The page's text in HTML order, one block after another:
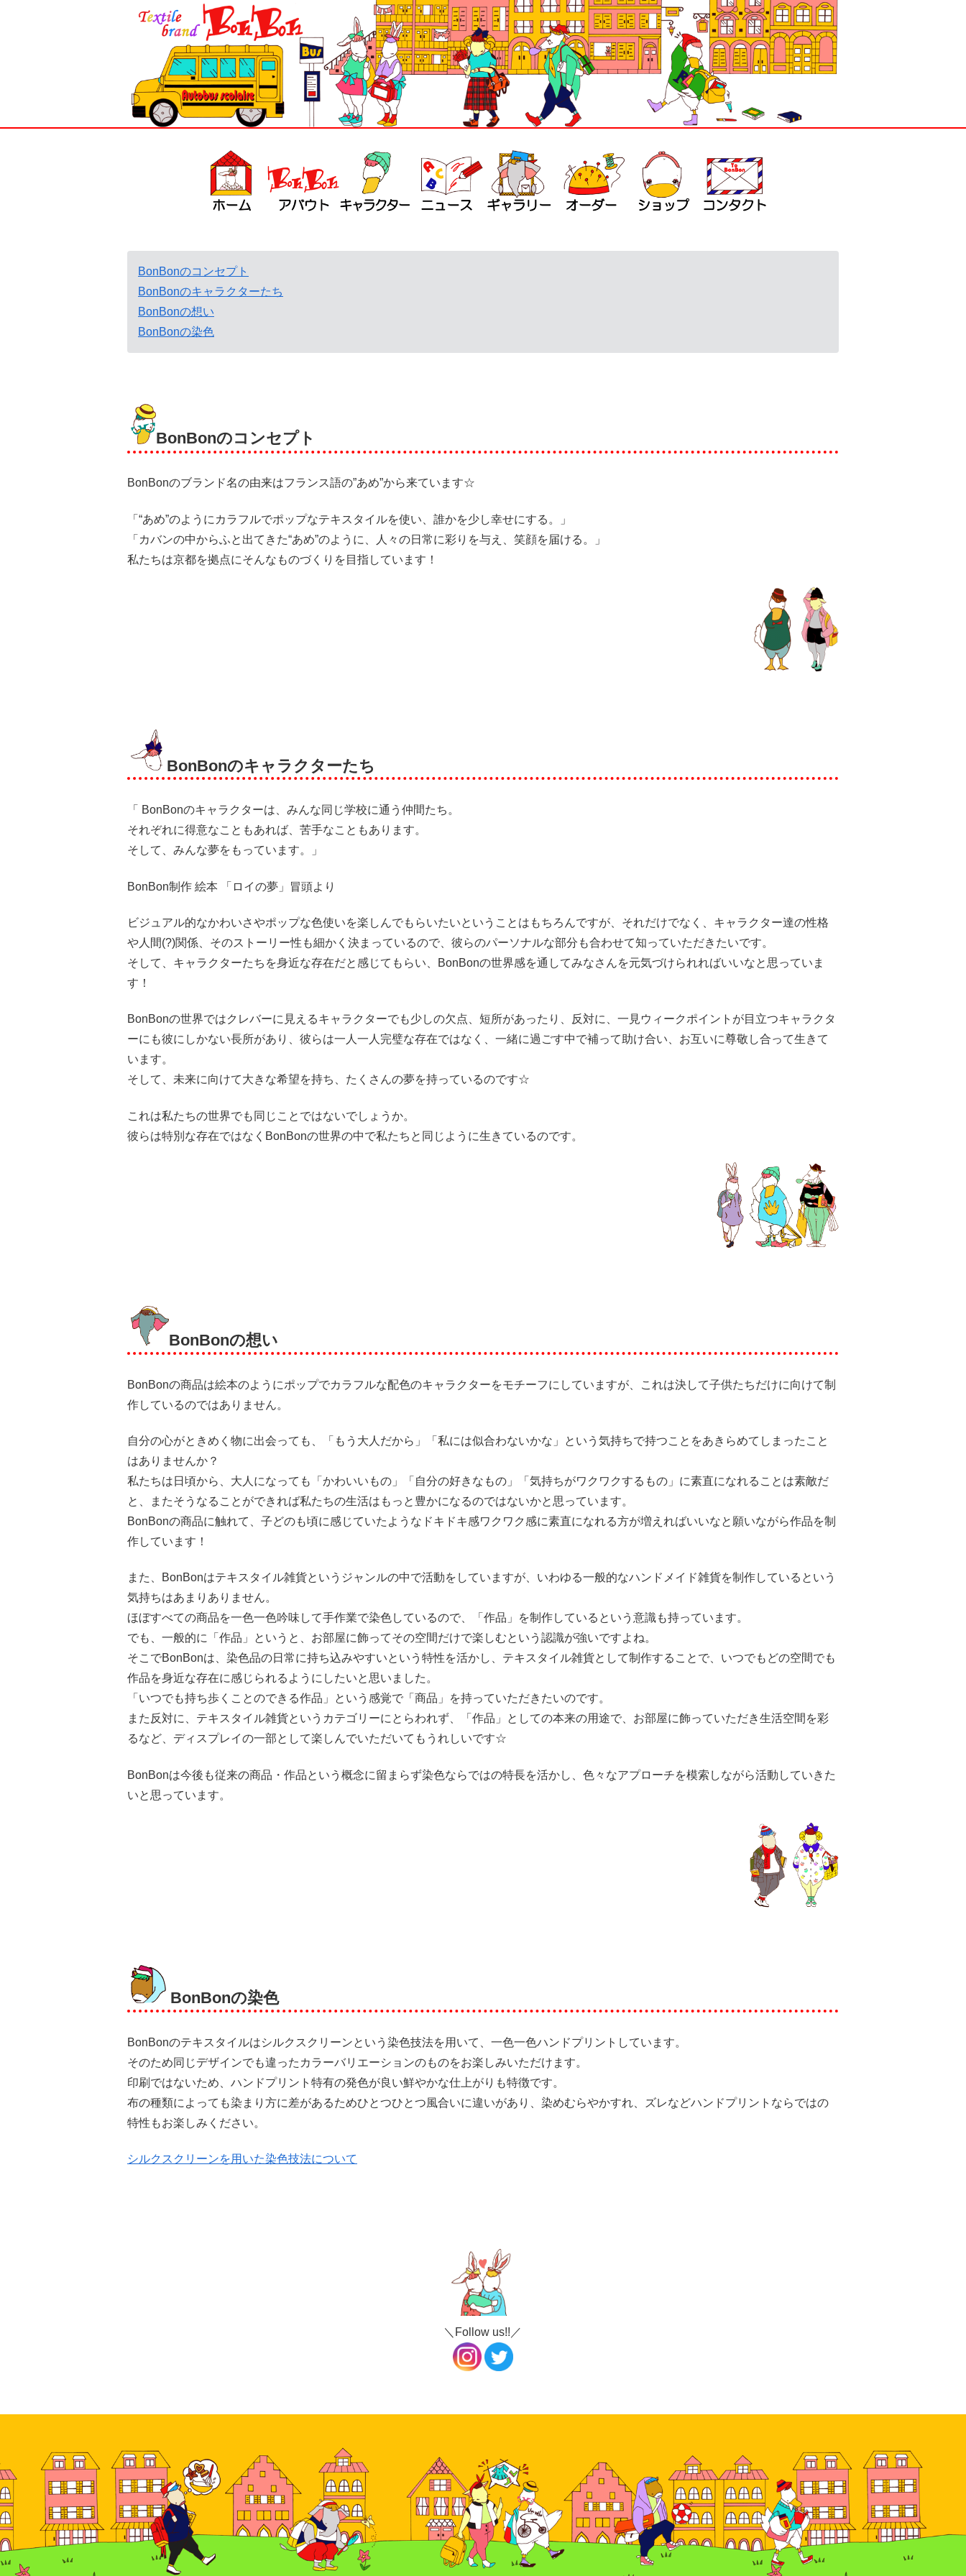
BonBonのコンセプト
BonBonのキャラクターたち
BonBonの想い
BonBonの染色
BonBonのコンセプト
BonBonのブランド名の由来はフランス語の”あめ”から来ています☆
「“あめ”のようにカラフルでポップなテキスタイルを使い、誰かを少し幸せにする。」
「カバンの中からふと出てきた“あめ”のように、人々の日常に彩りを与え、笑顔を届ける。」
私たちは京都を拠点にそんなものづくりを目指しています！
BonBonのキャラクターたち
「 BonBonのキャラクターは、みんな同じ学校に通う仲間たち。
それぞれに得意なこともあれば、苦手なこともあります。
そして、みんな夢をもっています。」
BonBon制作 絵本 「ロイの夢」冒頭より
ビジュアル的なかわいさやポップな色使いを楽しんでもらいたいということはもちろんですが、それだけでなく、キャラクター達の性格
や人間(?)関係、そのストーリー性も細かく決まっているので、彼らのパーソナルな部分も合わせて知っていただきたいです。
そして、キャラクターたちを身近な存在だと感じてもらい、BonBonの世界感を通してみなさんを元気づけられればいいなと思っていま
す！
BonBonの世界ではクレバーに見えるキャラクターでも少しの欠点、短所があったり、反対に、一見ウィークポイントが目立つキャラクタ
ーにも彼にしかない長所があり、彼らは一人一人完璧な存在ではなく、一緒に過ごす中で補って助け合い、お互いに尊敬し合って生きて
います。
そして、未来に向けて大きな希望を持ち、たくさんの夢を持っているのです☆
これは私たちの世界でも同じことではないでしょうか。
彼らは特別な存在ではなくBonBonの世界の中で私たちと同じように生きているのです。
BonBonの想い
BonBonの商品は絵本のようにポップでカラフルな配色のキャラクターをモチーフにしていますが、これは決して子供たちだけに向けて制
作しているのではありません。
自分の心がときめく物に出会っても、「もう大人だから」「私には似合わないかな」という気持ちで持つことをあきらめてしまったこと
はありませんか？
私たちは日頃から、大人になっても「かわいいもの」「自分の好きなもの」「気持ちがワクワクするもの」に素直になれることは素敵だ
と、またそうなることができれば私たちの生活はもっと豊かになるのではないかと思っています。
BonBonの商品に触れて、子どのも頃に感じていたようなドキドキ感ワクワク感に素直になれる方が増えればいいなと願いながら作品を制
作しています！
また、BonBonはテキスタイル雑貨というジャンルの中で活動をしていますが、いわゆる一般的なハンドメイド雑貨を制作しているという
気持ちはあまりありません。
ほぼすべての商品を一色一色吟味して手作業で染色しているので、「作品」を制作しているという意識も持っています。
でも、一般的に「作品」というと、お部屋に飾ってその空間だけで楽しむという認識が強いですよね。
そこでBonBonは、染色品の日常に持ち込みやすいという特性を活かし、テキスタイル雑貨として制作することで、いつでもどの空間でも
作品を身近な存在に感じられるようにしたいと思いました。
「いつでも持ち歩くことのできる作品」という感覚で「商品」を持っていただきたいのです。
また反対に、テキスタイル雑貨というカテゴリーにとらわれず、「作品」としての本来の用途で、お部屋に飾っていただき生活空間を彩
るなど、ディスプレイの一部として楽しんでいただいてもうれしいです☆
BonBonは今後も従来の商品・作品という概念に留まらず染色ならではの特長を活かし、色々なアプローチを模索しながら活動していきた
いと思っています。
BonBonの染色
BonBonのテキスタイルはシルクスクリーンという染色技法を用いて、一色一色ハンドプリントしています。
そのため同じデザインでも違ったカラーバリエーションのものをお楽しみいただけます。
印刷ではないため、ハンドプリント特有の発色が良い鮮やかな仕上がりも特徴です。
布の種類によっても染まり方に差があるためひとつひとつ風合いに違いがあり、染めむらやかすれ、ズレなどハンドプリントならではの
特性もお楽しみください。
シルクスクリーンを用いた染色技法について
＼Follow us!!／